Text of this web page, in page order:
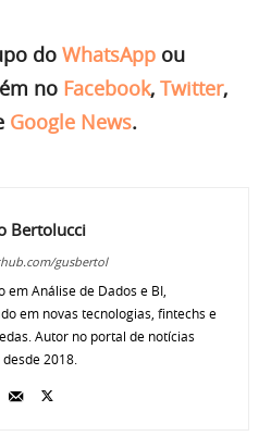
do WhatsApp ou
no Facebook, Twitter,
Google News.
Bertolucci
gusbertol
em Análise de Dados e BI,
em novas tecnologias, fintechs e
Autor no portal de notícias
desde 2018.